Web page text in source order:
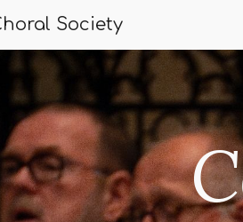
Society